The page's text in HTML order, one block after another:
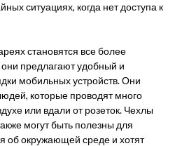
ситуациях, когда нет доступа к
становятся все более
предлагают удобный и
мобильных устройств. Они
которые проводят много
или вдали от розеток. Чехлы
могут быть полезны для
об окружающей среде и хотят